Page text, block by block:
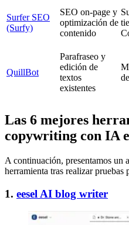
Surfer SEO
(Surfy)
SEO on-page y
optimización de
contenido
QuillBot
Parafraseo y
edición de
textos
existentes
Las 6 mejores
copywriting con IA
A continuación, presentamos un
herramienta tras realizar pruebas
1. eesel AI blog writer